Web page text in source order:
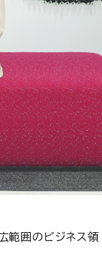
範囲のビジネス領